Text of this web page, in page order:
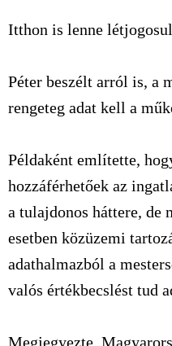
Itthon is lenne
Péter beszélt arról is, a
rengeteg adat kell a
Példaként említette,
hozzáférhetőek az
a tulajdonos háttere, de
esetben közüzemi
adathalmazból a
valós értékbecslést tud
Megjegyezte,